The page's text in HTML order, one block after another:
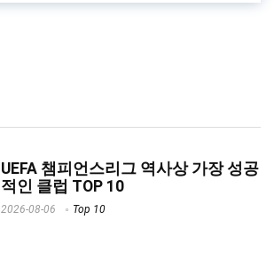
UEFA 챔피언스리그 역사상 가장 성공
적인 클럽 TOP 10
2026-08-06 Top 10